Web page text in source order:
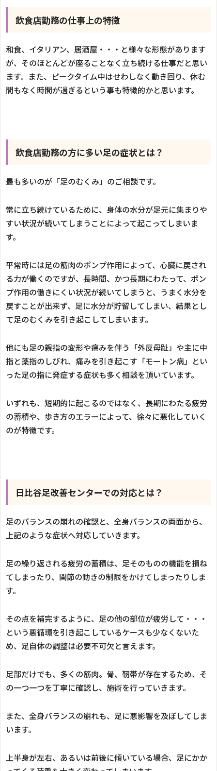
飲食店勤務の仕事上の特徴
和食、イタリアン、居酒屋・・・と様々な形態があります
が、そのほとんどが座ることなく立ち続ける仕事だと思い
ます。また、ピークタイム中はせわしなく動き回り、休む
間もなく時間が過ぎるという事も特徴的かと思います。
飲食店勤務の方に多い足の症状とは？
最も多いのが「足のむくみ」のご相談です。
常に立ち続けているために、身体の水分が足元に集まりや
すい状況が続いてしまうことによって起こってしまいま
す。
平常時には足の筋肉のポンプ作用によって、心臓に戻され
る力が働くのですが、長時間、かつ長期にわたって、ポン
プ作用の働きにくい状況が続いてしまうと、うまく水分を
戻すことが出来ず、足に水分が貯留してしまい、結果とし
て足のむくみを引き起こしてしまいます。
他にも足の親指の変形や痛みを伴う「外反母趾」や主に中
指と薬指のしびれ、痛みを引き起こす「モートン病」とい
った足の指に発症する症状も多く相談を頂いています。
いずれも、短期的に起こるのではなく、長期にわたる疲労
の蓄積や、歩き方のエラーによって、徐々に悪化していく
のが特徴です。
日比谷足改善センターでの対応とは？
足のバランスの崩れの確認と、全身バランスの両面から、
上記のような症状へ対応していきます。
足の繰り返される疲労の蓄積は、足そのものの機能を損ね
てしまったり、関節の動きの制限をかけてしまったりしま
す。
その点を補完するように、足の他の部位が疲労して・・・
という悪循環を引き起こしているケースも少なくないた
め、足自体の調整は必要不可欠と言えます。
足部だけでも、多くの筋肉。骨、靭帯が存在するため、そ
の一つ一つを丁寧に確認し、施術を行っていきます。
また、全身バランスの崩れも、足に悪影響を及ぼしてしま
います。
上半身が左右、あるいは前後に傾いている場合、足にかか